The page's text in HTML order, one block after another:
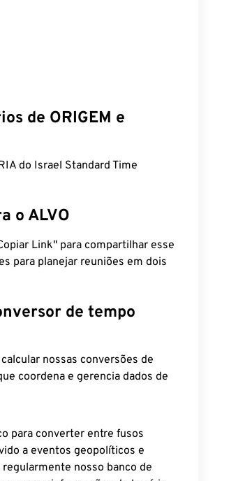
de ORIGEM e
do Israel Standard Time
o ALVO
Link" para compartilhar esse
para planejar reuniões em dois
de tempo
nossas conversões de
coordena e gerencia dados de
para converter entre fusos
a eventos geopolíticos e
nosso banco de